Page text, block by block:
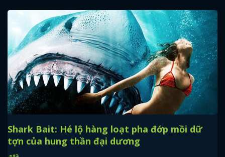
Shark Bait: Hé lộ hàng loạt pha đớp mồi dữ
tợn của hung thần đại dương